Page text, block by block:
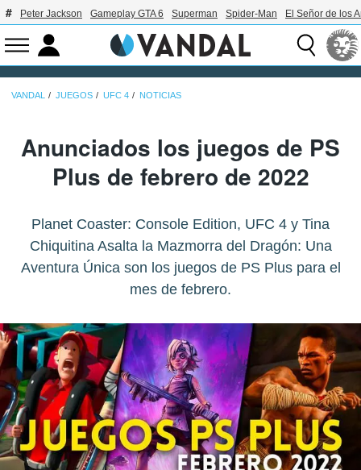
Peter Jackson Gameplay GTA 6 Superman Spider-Man El Señor de los
VANDAL JUEGOS UFC 4 NOTICIAS
Anunciados los juegos de PS
Plus de febrero de 2022
Planet Coaster: Console Edition, UFC 4 y Tina
Chiquitina Asalta la Mazmorra del Dragón: Una
Aventura Única son los juegos de PS Plus para el
mes de febrero.